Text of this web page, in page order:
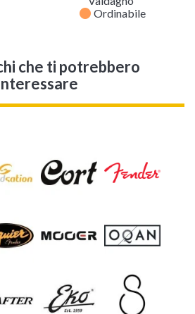
fiber_manual_record Ordinabile
che ti potrebbero